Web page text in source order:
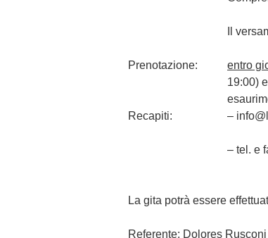
Il
Prenotazione: entro
19:00)
Recapiti:
–
– tel. e
La gita potrà essere
Referente: Dolores